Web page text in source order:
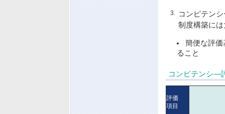
3. コンピテン
制度構築に
簡便な評
ること
コンピテンシ―
評価
項目